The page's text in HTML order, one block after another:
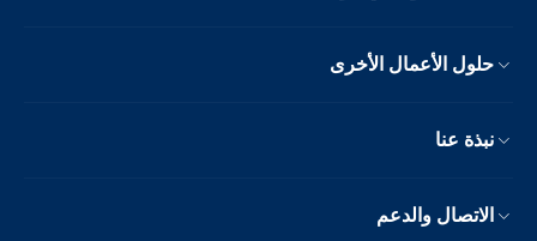
حلول الأعمال الأخرى
نبذة عنا
الاتصال والدعم